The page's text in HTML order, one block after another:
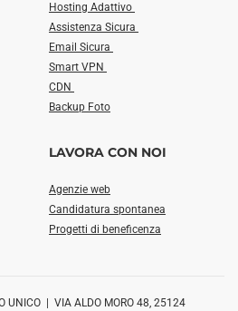
Hosting Adattivo
Assistenza Sicura
Email Sicura
Smart VPN
CDN
Backup Foto
LAVORA CON NOI
Agenzie web
Candidatura spontanea
Progetti di beneficenza
UNICO | VIA ALDO MORO 48, 25124